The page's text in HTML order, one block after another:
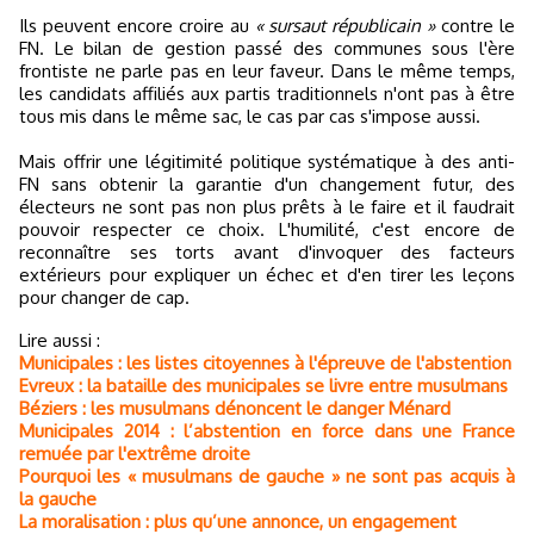
Ils peuvent encore croire au « sursaut républicain »contre le
FN. Le bilan de gestion passé des communes sous l'ère
frontiste ne parle pas en leur faveur. Dans le même temps,
les candidats affiliés aux partis traditionnels n'ont pas à être
tous mis dans le même sac, le cas par cas s'impose aussi.
Mais offrir une légitimité politique systématique à des anti-
FN sans obtenir la garantie d'un changement futur, des
électeurs ne sont pas non plus prêts à le faire et il faudrait
pouvoir respecter ce choix. L'humilité, c'est encore de
reconnaître ses torts avant d'invoquer des facteurs
extérieurs pour expliquer un échec et d'en tirer les leçons
pour changer de cap.
Lire aussi :
Municipales : les listes citoyennes à l'épreuve de l'abstention
Evreux : la bataille des municipales se livre entre musulmans
Béziers : les musulmans dénoncent le danger Ménard
Municipales 2014 : l’abstention en force dans une France
remuée par l'extrême droite
Pourquoi les « musulmans de gauche » ne sont pas acquis à
la gauche
La moralisation : plus qu’une annonce, un engagement